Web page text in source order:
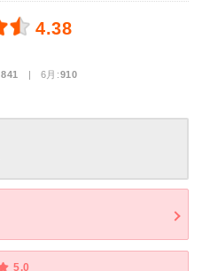
4.38
841 | 6月:910
5.0